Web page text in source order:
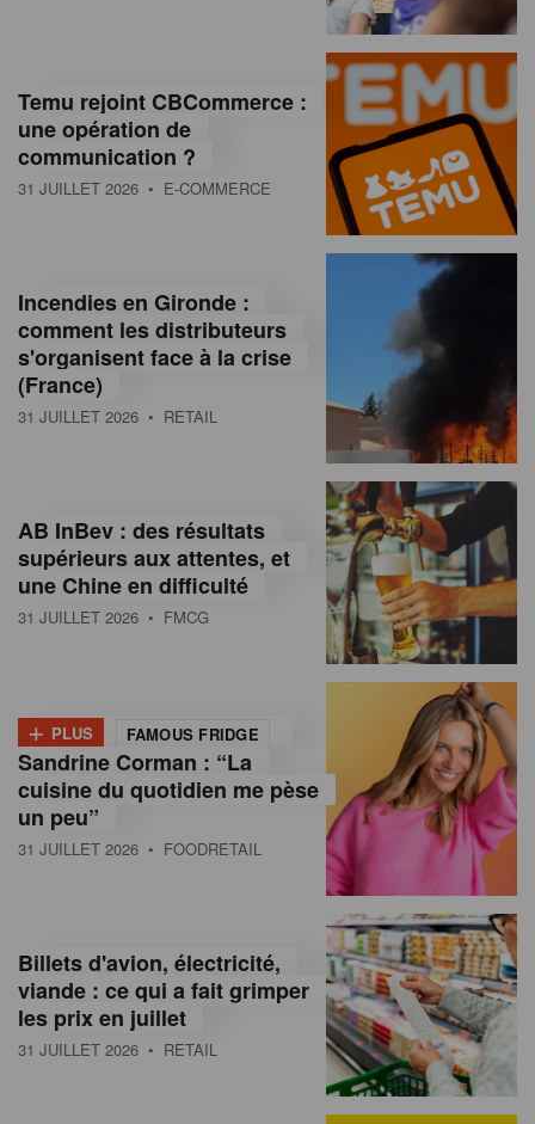
M
a
g
n
e
n
o
m
a
s
s
u
Temu rejoint CBCommerce :
une opération de
communication ?
31 JUILLET 2026 • E-COMMERCE
Incendies en Gironde :
comment les distributeurs
s'organisent face à la crise
(France)
31 JUILLET 2026 • RETAIL
AB InBev : des résultats
supérieurs aux attentes, et
une Chine en difficulté
31 JUILLET 2026 • FMCG
+ PLUS FAMOUS FRIDGE
Sandrine Corman : “La
cuisine du quotidien me pèse
un peu”
31 JUILLET 2026 • FOODRETAIL
Billets d'avion, électricité,
viande : ce qui a fait grimper
les prix en juillet
31 JUILLET 2026 • RETAIL